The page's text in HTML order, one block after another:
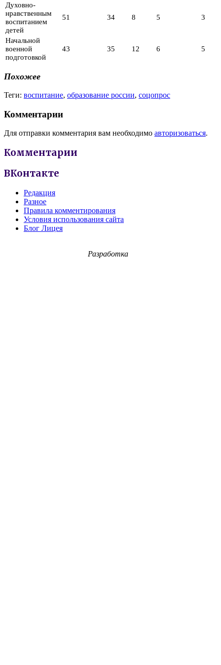
Духовно-
нравственным
воспитанием
детей
51 34 8 5 3
Начальной
военной
подготовкой
43 35 12 6 5
Похожее
Теги: воспитание, образование россии, соцопрос
Комментарии
Для отправки комментария вам необходимо авторизоваться.
Комментарии
ВКонтакте
Редакция
Разное
Правила комментирования
Условия использования сайта
Блог Лицея
Разработка